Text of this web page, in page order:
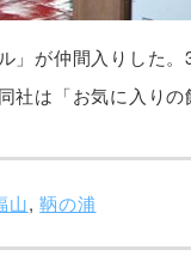
」が仲間入りした
社は「お気に入り
山,鞆の浦